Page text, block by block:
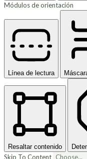
Módulos de orientación
Línea de lectura
Resaltar contenido
Skip To Content